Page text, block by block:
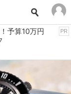
ー
予算10万円
PR